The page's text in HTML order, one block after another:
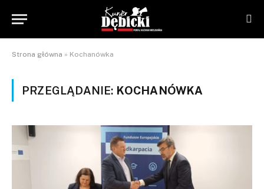
Strona główna » Kochanówka
PRZEGLĄDANIE: KOCHANÓWKA